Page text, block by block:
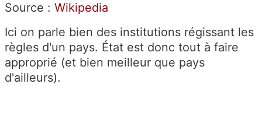
Source : Wikipedia
Ici on parle bien des institutions régissant les
règles d'un pays. État est donc tout à faire
approprié (et bien meilleur que pays
d'ailleurs).